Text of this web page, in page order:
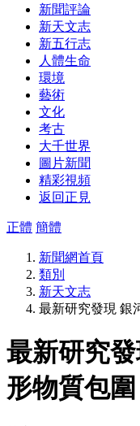
新聞評論
新天文志
新五行志
人體生命
環境
藝術
文化
考古
大千世界
圖片新聞
精彩視頻
返回正見
正體 簡體
新聞網首頁
類別
新天文志
最新研究發現 銀
最新研究
形物質包圍